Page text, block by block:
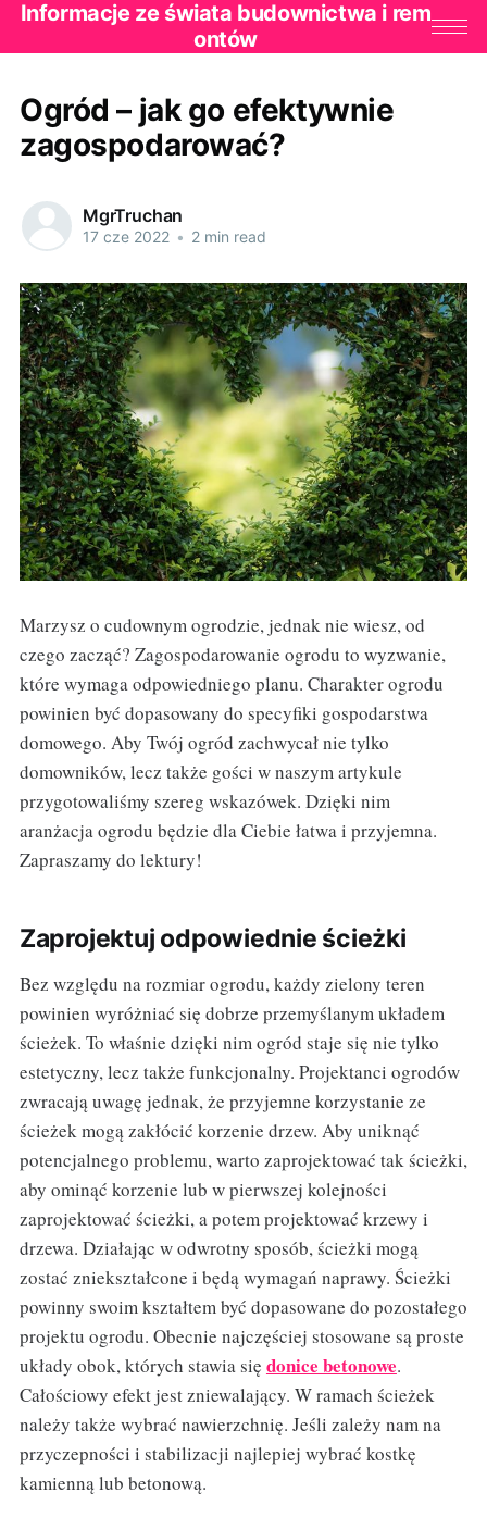
Informacje ze świata budownictwa i rem
ontów
Ogród – jak go efektywnie
zagospodarować?
MgrTruchan
17 cze 2022 • 2 min read
Marzysz o cudownym ogrodzie, jednak nie wiesz, od
czego zacząć? Zagospodarowanie ogrodu to wyzwanie,
które wymaga odpowiedniego planu. Charakter ogrodu
powinien być dopasowany do specyfiki gospodarstwa
domowego. Aby Twój ogród zachwycał nie tylko
domowników, lecz także gości w naszym artykule
przygotowaliśmy szereg wskazówek. Dzięki nim
aranżacja ogrodu będzie dla Ciebie łatwa i przyjemna.
Zapraszamy do lektury!
Zaprojektuj odpowiednie ścieżki
Bez względu na rozmiar ogrodu, każdy zielony teren
powinien wyróżniać się dobrze przemyślanym układem
ścieżek. To właśnie dzięki nim ogród staje się nie tylko
estetyczny, lecz także funkcjonalny. Projektanci ogrodów
zwracają uwagę jednak, że przyjemne korzystanie ze
ścieżek mogą zakłócić korzenie drzew. Aby uniknąć
potencjalnego problemu, warto zaprojektować tak ścieżki,
aby ominąć korzenie lub w pierwszej kolejności
zaprojektować ścieżki, a potem projektować krzewy i
drzewa. Działając w odwrotny sposób, ścieżki mogą
zostać zniekształcone i będą wymagań naprawy. Ścieżki
powinny swoim kształtem być dopasowane do pozostałego
projektu ogrodu. Obecnie najczęściej stosowane są proste
układy obok, których stawia się donice betonowe.
Całościowy efekt jest zniewalający. W ramach ścieżek
należy także wybrać nawierzchnię. Jeśli zależy nam na
przyczepności i stabilizacji najlepiej wybrać kostkę
kamienną lub betonową.